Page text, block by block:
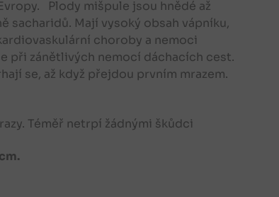
Plody mišpule jsou hnědé až
sacharidů. Mají vysoký obsah vápníku,
choroby a nemoci
při zánětlivých nemocí dáchacích cest.
se, až když přejdou prvním mrazem.
Téměř netrpí žádnými škůdci